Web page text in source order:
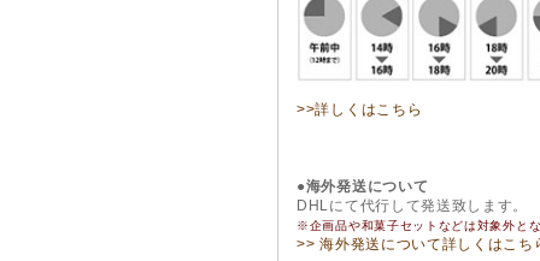
>>詳しくはこちら
●海外発送について
DHLにて代行して発送致します。
※企画品や和菓子セットなどは対象外と
>> 海外発送について詳しくはこち